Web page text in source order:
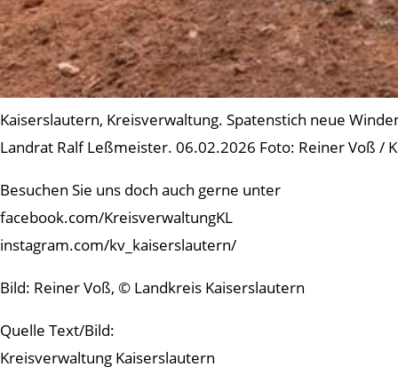
Kaiserslautern, Kreisverwaltung. Spatenstich neue
Landrat Ralf Leßmeister. 06.02.2026 Foto: Reiner Voß /
Besuchen Sie uns doch auch gerne unter
facebook.com/KreisverwaltungKL
instagram.com/kv_kaiserslautern/
Bild: Reiner Voß, © Landkreis Kaiserslautern
Quelle Text/Bild:
Kreisverwaltung Kaiserslautern